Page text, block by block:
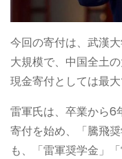
今回の寄付は、武漢
大規模で、中国全土
現金寄付としては最
雷軍氏は、卒業から6
寄付を始め、「騰󠄁飛
も、「雷軍奨学金」